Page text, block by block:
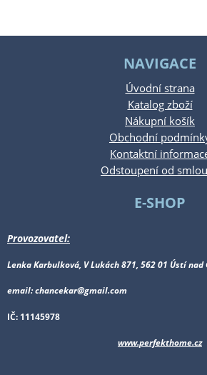
NAVIGACE
Úvodní strana
Katalog zboží
Nákupní košík
Obchodní
Kontaktní
Odstoupení od
E-SHOP
Provozovatel:
Lenka Karbulková, V Lukách 871, 562 01 Ústí
email: chancekar@gmail.com
IČ: 11145978
www.perfekthome.cz